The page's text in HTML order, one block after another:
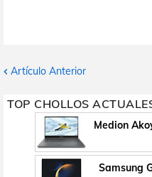
Artículo Anterior
TOP CHOLLOS
Medion
Samsung